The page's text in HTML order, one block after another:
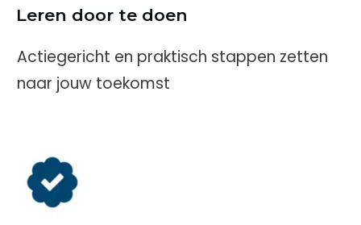
Leren door te doen
Actiegericht en praktisch stappen zetten
naar jouw toekomst